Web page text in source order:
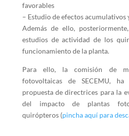
favorables
– Estudio de efectos acumulativos
Además de ello,
estudios de actividad de los
funcionamiento de la planta.
Para ello, la comisión de
fotovoltaicas de SECEMU,
propuesta de directrices para la
del impacto de plantas
quirópteros (pincha aquí para